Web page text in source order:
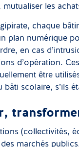
les
chaque
plan numérique
en cas
d’opération.
être
scolaire, s’ils
(collectivités,
marchés